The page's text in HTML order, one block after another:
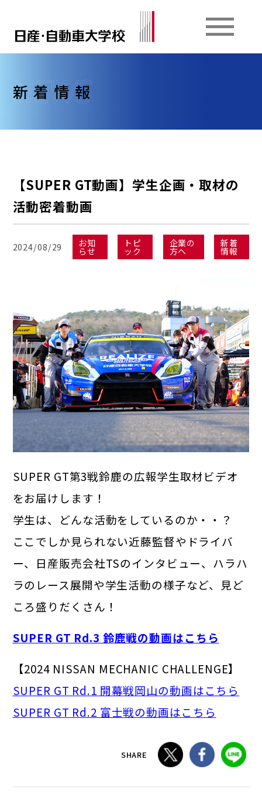
新着情報
【SUPER GT動画】学生企画・取材の
活動密着動画
2024/08/29 お知
らせ
トピ
ック
企業の
方へ
新着
情報
SUPER GT第3戦鈴鹿の広報学生取材ビデオ
をお届けします！
学生は、どんな活動をしているのか・・？
ここでしか見られない近藤監督やドライバ
ー、日産販売会社TSのインタビュー、ハラハ
ラのレース展開や学生活動の様子など、見ど
ころ盛りだくさん！
SUPER GT Rd.3 鈴鹿戦の動画はこちら
【2024 NISSAN MECHANIC CHALLENGE】
SUPER GT Rd.1 開幕戦岡山の動画はこちら
SUPER GT Rd.2 富士戦の動画はこちら
SHARE